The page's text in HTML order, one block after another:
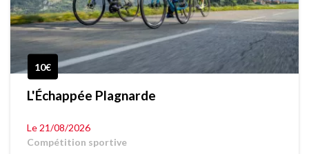
10€
L'Échappée Plagnarde
Le 21/08/2026
Compétition sportive